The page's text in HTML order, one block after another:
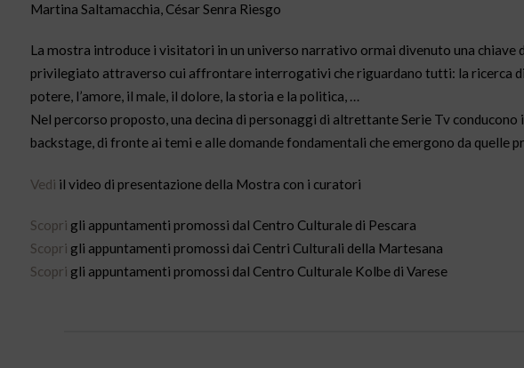
Martina Saltamacchia, César Senra Riesgo
La mostra introduce i visitatori in un universo narrativo ormai divenuto una
privilegiato attraverso cui affrontare interrogativi che riguardano tutti: la ricerca
potere, l’amore, il male, il dolore, la storia e la politica, …
Nel percorso proposto, una decina di personaggi di altrettante Serie Tv
backstage, di fronte ai temi e alle domande fondamentali che emergono da quelle
Vedi il video di presentazione della Mostra con i curatori
Scopri gli appuntamenti promossi dal Centro Culturale di Pescara
Scopri gli appuntamenti promossi dai Centri Culturali della Martesana
Scopri gli appuntamenti promossi dal Centro Culturale Kolbe di Varese